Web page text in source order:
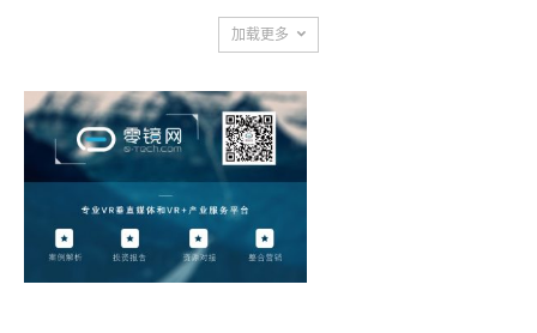
加载更多